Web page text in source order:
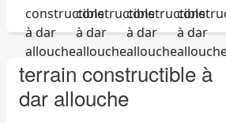
terrain constructible à
dar allouche